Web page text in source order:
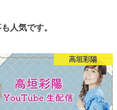
人気です。
高垣彩陽